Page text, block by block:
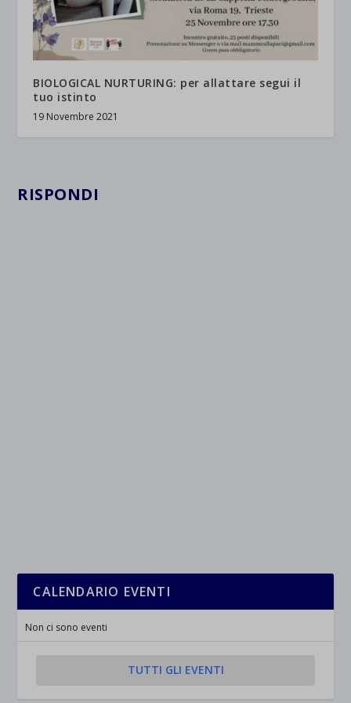
BIOLOGICAL NURTURING: per allattare segui il
tuo istinto
19 Novembre 2021
RISPONDI
CALENDARIO EVENTI
Non ci sono eventi
TUTTI GLI EVENTI
et-saved-post*
wpc*